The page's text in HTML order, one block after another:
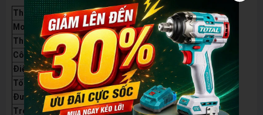
Thông số
Chi tiết
Model
DK-CN210XPLUS
Thương hiệu
Dekton
Công suất
1700W
Điện áp
220V - 50Hz
Tốc độ không tải
5000 rpm
Đường kính lưỡi
210mm - 216mm
Trọng lượng (Full box)
17kg